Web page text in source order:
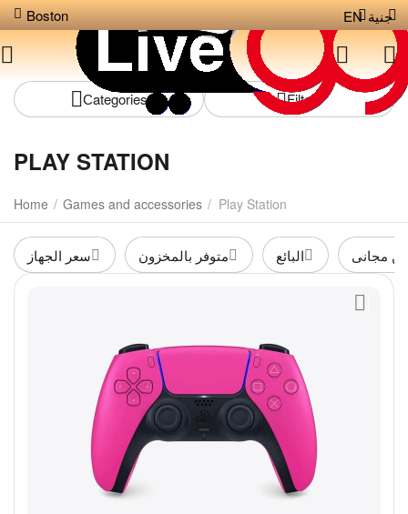
Boston جنية EN
Сategories Filters
PLAY STATION
Home / Games and accessories / Play Station
سعر الجهاز متوفر بالمخزون البائع مجانى